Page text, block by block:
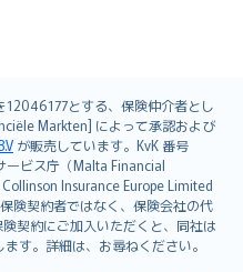
12046177とする、保険仲介者とし
Markten] によって承認および
が販売しています。KvK 番号
ービス庁（Malta Financial
Insurance Europe Limited
険契約者ではなく、保険会社の代
契約にご加入いただくと、同社は
す。詳細は、お尋ねください。